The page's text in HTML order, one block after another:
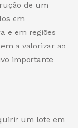
de um
em
e em regiões
a valorizar ao
importante
um lote em